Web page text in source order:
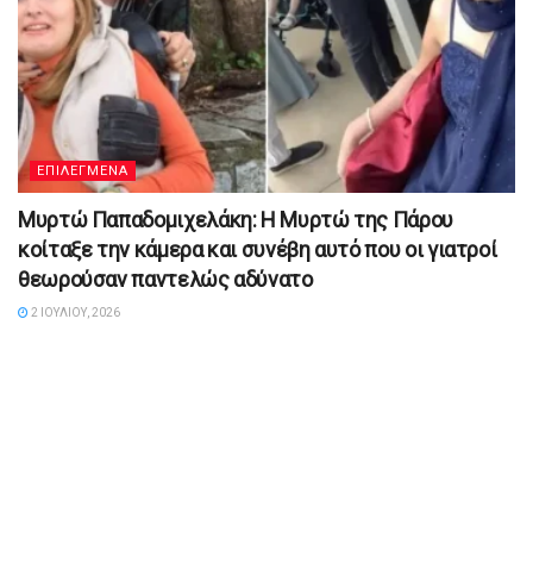
ΕΠΙΛΕΓΜΕΝΑ
Μυρτώ Παπαδομιχελάκη: Η Μυρτώ της Πάρου
κοίταξε την κάμερα και συνέβη αυτό που οι γιατροί
θεωρούσαν παντελώς αδύνατο
2 ΙΟΥΛΊΟΥ, 2026